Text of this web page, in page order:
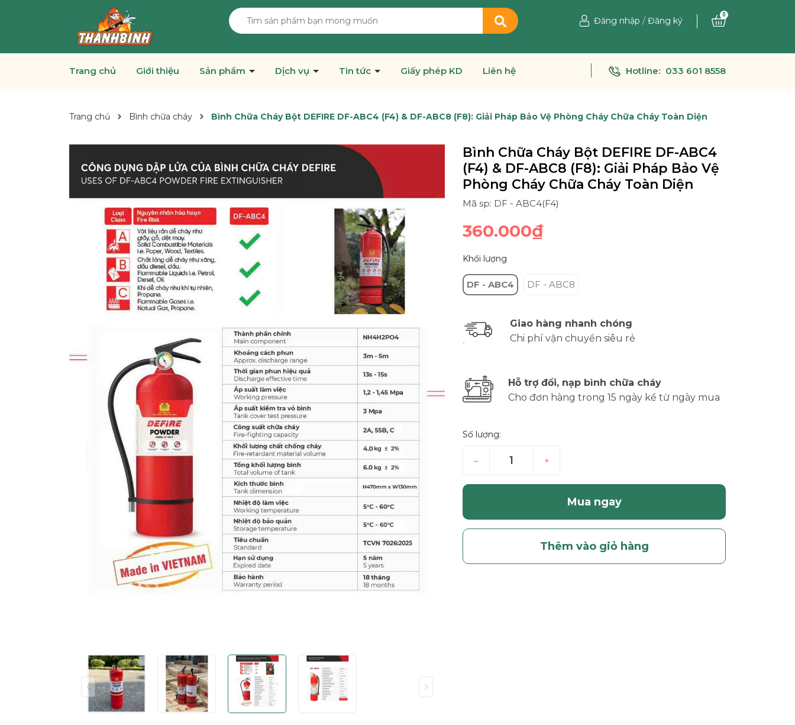
Đăng nhập / Đăng ký
0
Trang chủ Giới thiệu Sản phẩm Dịch vụ Tin tức Giấy phép KD Liên hệ Hotline: 033 601 8558
Trang chủ Bình chữa cháy Bình Chữa Cháy Bột DEFIRE DF-ABC4 (F4) & DF-ABC8 (F8): Giải Pháp Bảo Vệ Phòng Cháy Chữa Cháy Toàn Diện
Bình Chữa Cháy Bột DEFIRE DF-ABC4
(F4) & DF-ABC8 (F8): Giải Pháp Bảo Vệ
Phòng Cháy Chữa Cháy Toàn Diện
Mã sp: DF - ABC4(F4)
360.000₫
Khối lượng
DF - ABC4 DF - ABC8
Giao hàng nhanh chóng
Chi phí vận chuyển siêu rẻ
Hỗ trợ đổi, nạp bình chữa cháy
Cho đơn hàng trong 15 ngày kể từ ngày mua
Số lượng:
– +
Mua ngay
Thêm vào giỏ hàng